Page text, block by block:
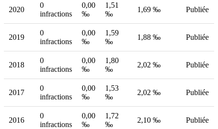
2020
0
infractions
0,00
‰
1,51
‰
1,69 ‰ Publiée
2019
0
infractions
0,00
‰
1,59
‰
1,88 ‰ Publiée
2018
0
infractions
0,00
‰
1,80
‰
2,02 ‰ Publiée
2017
0
infractions
0,00
‰
1,53
‰
2,02 ‰ Publiée
2016
0
infractions
0,00
‰
1,72
‰
2,10 ‰ Publiée